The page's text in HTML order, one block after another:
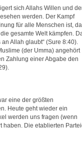
sich Allahs Willen und
werden. Der Kampf
für alle Menschen ist,
gesamte Welt kämpfen.
Allah glaubt“ (Sure 8:40).
(der Umma) angehört
Zahlung einer Abgabe den
eine der größten
Heute geht wieder ein
werden uns fragen (wenn
haben. Die etablierten